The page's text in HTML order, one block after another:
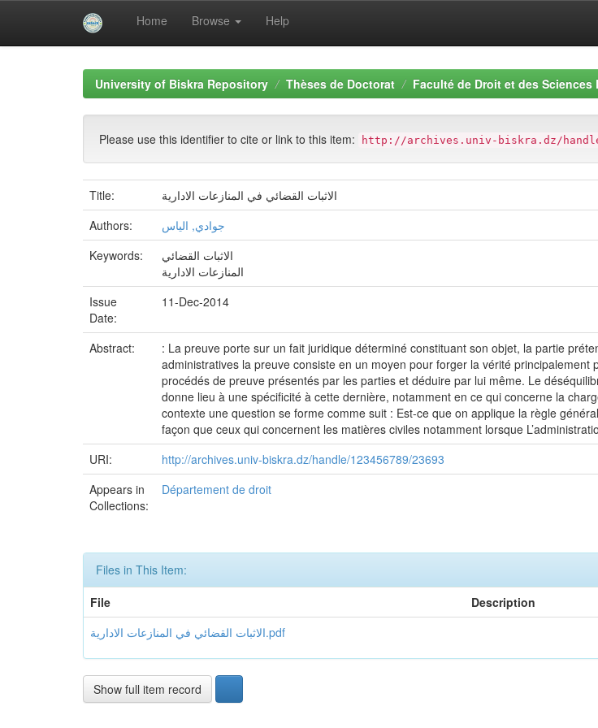
Home Browse Help
University of Biskra Repository Thèses de Doctorat Faculté de Droit et des Sciences
Please use this identifier to cite or link to this item: http://archives.univ-biskra.dz/handle/
Title:
الاثبات القضائي في المنازعات الادارية
Authors:
جوادي, الياس
Keywords:
الاثبات القضائي
المنازعات الادارية
Issue
Date:
11-Dec-2014
Abstract:
: La preuve porte sur un fait juridique déterminé constituant son objet, la partie
administratives la preuve consiste en un moyen pour forger la vérité
procédés de preuve présentés par les parties et déduire par lui même. Le
donne lieu à une spécificité à cette dernière, notamment en ce qui concerne la
contexte une question se forme comme suit : Est-ce que on applique la règle
façon que ceux qui concernent les matières civiles notamment lorsque
URI:
http://archives.univ-biskra.dz/handle/123456789/23693
Appears in
Collections:
Département de droit
Files in This Item:
File
Description
الاثبات القضائي في المنازعات الادارية.pdf
Show full item record